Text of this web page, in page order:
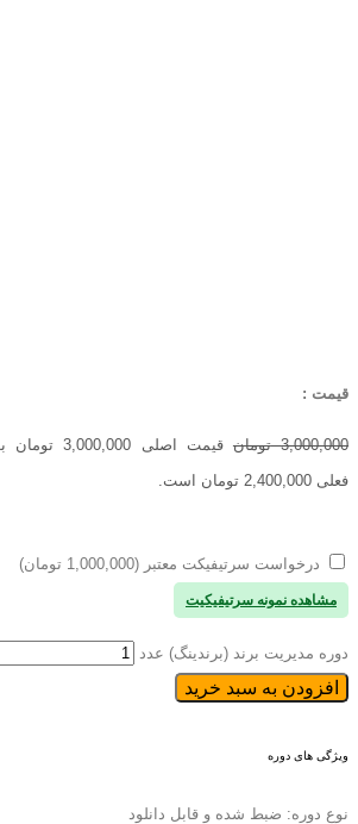
قیمت :
3,000,000 تومان قیمت اصلی 3,000,000 تومان بود.
فعلی 2,400,000 تومان است.
درخواست سرتیفیکت معتبر (1,000,000 تومان)
مشاهده نمونه سرتیفیکیت
دوره مدیریت برند (برندینگ) عدد
افزودن به سبد خرید
ویژگی های دوره
نوع دوره: ضبط شده و قابل دانلود